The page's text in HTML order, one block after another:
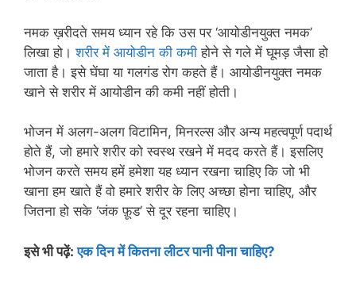
नमक ख़रीदते समय ध्यान रहे कि उस पर ‘आयोडीनयुक्त नमक’
लिखा हो।शरीर में आयोडीन की कमी होने से गले में घूमड़ जैसा हो
जाता है। इसे घेंघा या गलगंड रोग कहते हैं। आयोडीनयुक्त नमक
खाने से शरीर में आयोडीन की कमी नहीं होती।
भोजन में अलग-अलग विटामिन, मिनरल्स और अन्य महत्वपूर्ण पदार्थ
होते हैं, जो हमारे शरीर को स्वस्थ रखने में मदद करते हैं। इसलिए
भोजन करते समय हमें हमेशा यह ध्यान रखना चाहिए कि जो भी
खाना हम खाते हैं वो हमारे शरीर के लिए अच्छा होना चाहिए, और
जितना हो सके ‘जंक फ़ूड’ से दूर रहना चाहिए।
इसे भी पढ़ें:एक दिन में कितना लीटर पानी पीना चाहिए?